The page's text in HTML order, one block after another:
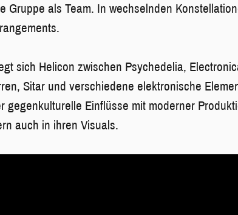
Gruppe als Team. In wechselnden
sich Helicon zwischen Psychedelia,
Sitar und verschiedene elektronische
gegenkulturelle Einflüsse mit moderner
auch in ihren Visuals.